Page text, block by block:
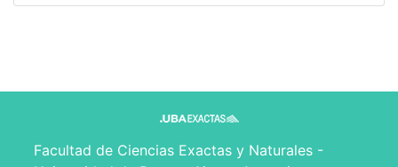
Facultad de Ciencias Exactas y Naturales -